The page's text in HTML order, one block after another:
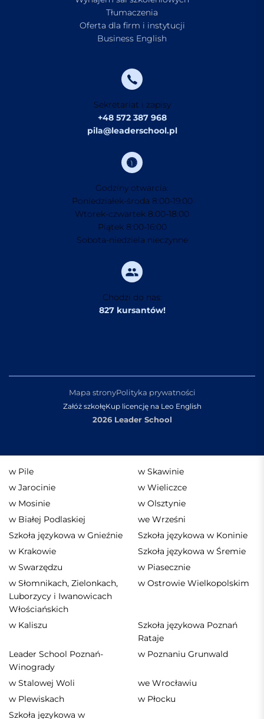
Tłumaczenia
Oferta dla firm i instytucji
Business English
Sekretariat i zapisy
+48 572 387 968
pila@leaderschool.pl
Godziny otwarcia:
Poniedziałek-środa 8:00-19:00
Wtorek-czwartek 8:00-18:00
Piątek 8:00-16:00
Sobota-niedziela nieczynne
Chodzi do nas:
827 kursantów!
2026 Leader School
Załóż szkołęKup licencję na Leo English
Mapa stronyPolityka prywatności
w Pile
w Skawinie
w Jarocinie
w Wieliczce
w Mosinie
w Olsztynie
w Białej Podlaskiej
we Wrześni
Szkoła językowa w Gnieźnie
Szkoła językowa w Koninie
w Krakowie
Szkoła językowa w Śremie
w Swarzędzu
w Piasecznie
w Słomnikach, Zielonkach,
Luborzycy i Iwanowicach
Włościańskich
w Ostrowie Wielkopolskim
w Kaliszu
Szkoła językowa Poznań
Rataje
Leader School Poznań-
Winogrady
w Poznaniu Grunwald
w Stalowej Woli
we Wrocławiu
w Plewiskach
w Płocku
Szkoła językowa w